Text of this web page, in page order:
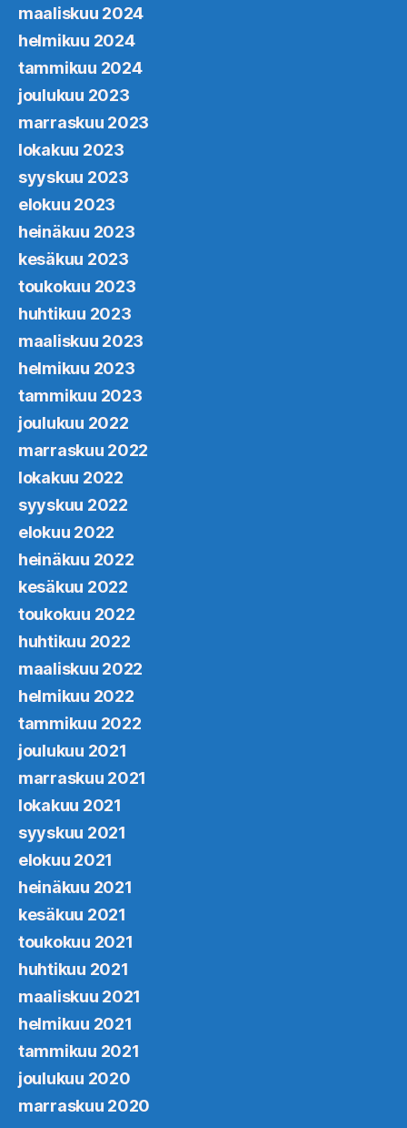
maaliskuu 2024
helmikuu 2024
tammikuu 2024
joulukuu 2023
marraskuu 2023
lokakuu 2023
syyskuu 2023
elokuu 2023
heinäkuu 2023
kesäkuu 2023
toukokuu 2023
huhtikuu 2023
maaliskuu 2023
helmikuu 2023
tammikuu 2023
joulukuu 2022
marraskuu 2022
lokakuu 2022
syyskuu 2022
elokuu 2022
heinäkuu 2022
kesäkuu 2022
toukokuu 2022
huhtikuu 2022
maaliskuu 2022
helmikuu 2022
tammikuu 2022
joulukuu 2021
marraskuu 2021
lokakuu 2021
syyskuu 2021
elokuu 2021
heinäkuu 2021
kesäkuu 2021
toukokuu 2021
huhtikuu 2021
maaliskuu 2021
helmikuu 2021
tammikuu 2021
joulukuu 2020
marraskuu 2020